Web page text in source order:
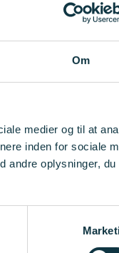
Om
medier og til at
inden for sociale
andre oplysninger, du
Bohr Instituttet
til
DynElectro i
der kan
30under30. I dag